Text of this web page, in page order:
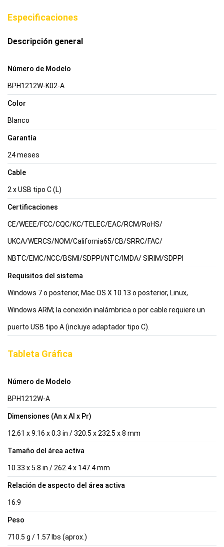
Especificaciones
Descripción general
Número de Modelo
BPH1212W-K02-A
Color
Blanco
Garantía
24 meses
Cable
2 x USB tipo C (L)
Certificaciones
CE/WEEE/FCC/CQC/KC/TELEC/EAC/RCM/RoHS/
UKCA/WERCS/NOM/California65/CB/SRRC/FAC/
NBTC/EMC/NCC/BSMI/SDPPI/NTC/IMDA/ SIRIM/SDPPI
Requisitos del sistema
Windows 7 o posterior, Mac OS X 10.13 o posterior, Linux,
Windows ARM; la conexión inalámbrica o por cable requiere un
puerto USB tipo A (incluye adaptador tipo C).
Tableta Gráfica
Número de Modelo
BPH1212W-A
Dimensiones (An x Al x Pr)
12.61 x 9.16 x 0.3 in / 320.5 x 232.5 x 8 mm
Tamaño del área activa
10.33 x 5.8 in / 262.4 x 147.4 mm
Relación de aspecto del área activa
16:9
Peso
710.5 g / 1.57 lbs (aprox.)